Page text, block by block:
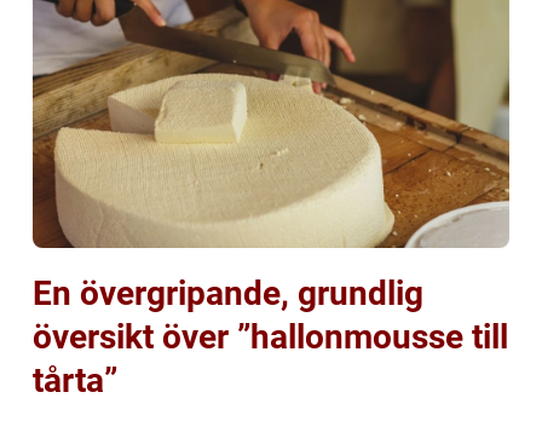
En övergripande, grundlig
översikt över ”hallonmousse till
tårta”